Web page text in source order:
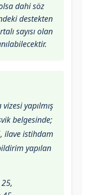
dahi söz
destekten
sayısı olan
yapılmış
belgesinde;
ilave istihdam
yapılan